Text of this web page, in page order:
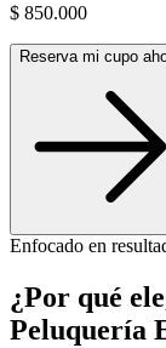
$ 850.000
Reserva mi cupo
Enfocado en
¿Por qué
Peluquería